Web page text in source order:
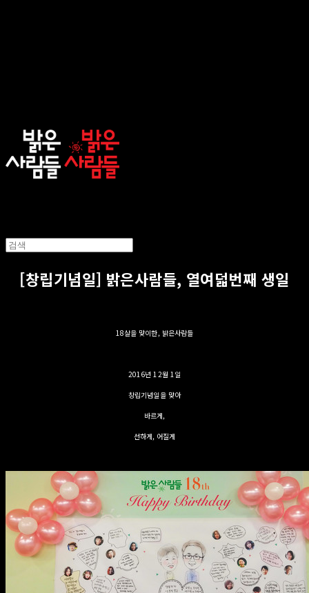
[창립기념일] 밝은사람들, 열여덟번째 생일
18살을 맞이한, 밝은사람들
2016년 12월 1일
창립기념일을 맞아
바르게, ​
선하게, 어질게